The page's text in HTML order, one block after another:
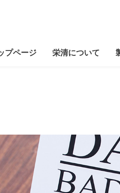
爱爱视频
プページ 栄清について